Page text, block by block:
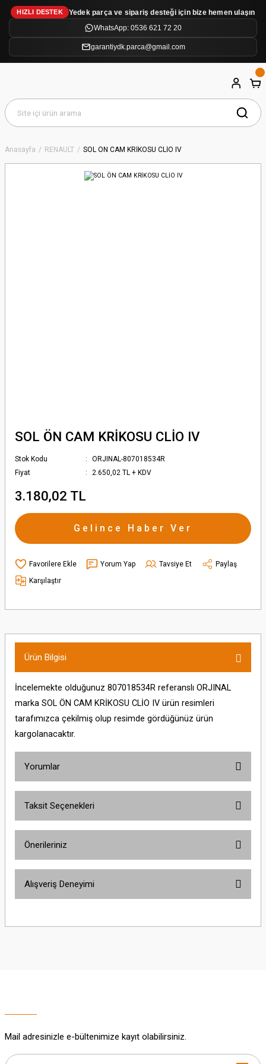
HIZLI DESTEK
Yedek parça ve sipariş desteği için bize hemen ulaşın
WhatsApp: 0536 621 72 20
garantiydk.parca@gmail.com
Anasayfa RENAULT SOL ÖN CAM KRİKOSU CLİO IV
SOL ÖN CAM KRİKOSU CLİO IV
Stok Kodu
ORJINAL-807018534R
Fiyat
2.650,02 TL + KDV
3.180,02 TL
Gelince Haber Ver
Yorum Yap Tavsiye Et
Paylaş
Karşılaştır
Ürün Bilgisi
İncelemekte olduğunuz 807018534R referanslı ORJINAL
marka SOL ÖN CAM KRİKOSU CLİO IV ürün resimleri
tarafımızca çekilmiş olup resimde gördüğünüz ürün
kargolanacaktır.
Yorumlar
Taksit Seçenekleri
Önerileriniz
yetersiz gördüğünüz noktaları öneri formunu kullanarak tarafımıza
Alışveriş Deneyimi
Mail adresinizle e-bültenimize kayıt olabilirsiniz.